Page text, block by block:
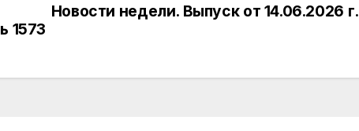
Новости недели. Выпуск от 14.06.2026 г.
1573